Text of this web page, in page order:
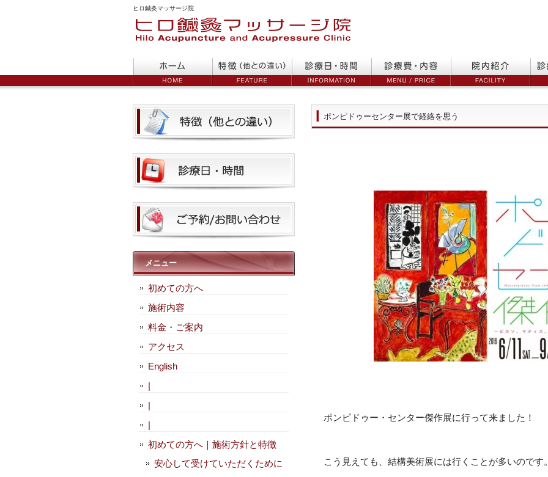
ヒロ鍼灸マッサージ院
ポンピドゥーセンター展で経絡を思う
ポンピドゥー・センター傑作展に行って来ました！
こう見えても、結構美術展には行くことが多いのです
メニュー
初めての方へ
施術内容
料金・ご案内
アクセス
English
|
|
|
初めての方へ｜施術方針と特徴
安心して受けていただくために